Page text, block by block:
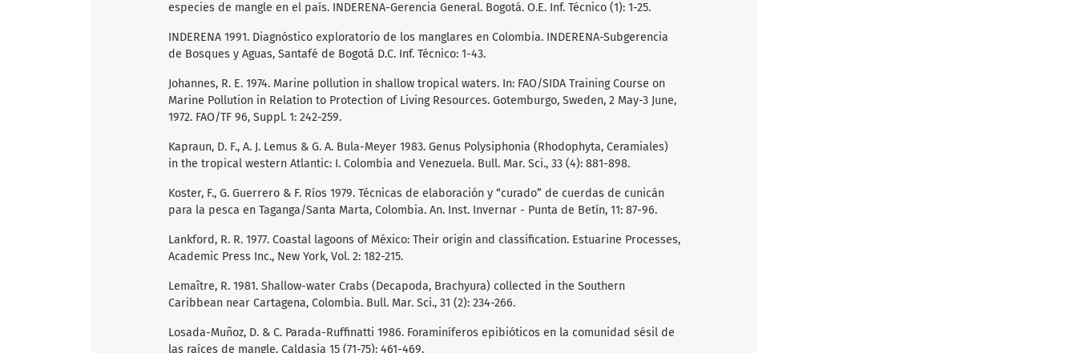
especies de mangle en el país. INDERENA-Gerencia General. Bogotá. O.E. Inf. Técnico (1): 1-25.
INDERENA 1991. Diagnóstico exploratorio de los manglares en Colombia. INDERENA-Subgerencia
de Bosques y Aguas, Santafé de Bogotá D.C. Inf. Técnico: 1-43.
Johannes, R. E. 1974. Marine pollution in shallow tropical waters. In: FAO/SIDA Training Course on
Marine Pollution in Relation to Protection of Living Resources. Gotemburgo, Sweden, 2 May-3 June,
1972. FAO/TF 96, Suppl. 1: 242-259.
Kapraun, D. F., A. J. Lemus & G. A. Bula-Meyer 1983. Genus Polysiphonia (Rhodophyta, Ceramiales)
in the tropical western Atlantic: I. Colombia and Venezuela. Bull. Mar. Sci., 33 (4): 881-898.
Koster, F., G. Guerrero & F. Ríos 1979. Técnicas de elaboración y “curado” de cuerdas de cunicán
para la pesca en Taganga/Santa Marta, Colombia. An. Inst. Invernar - Punta de Betín, 11: 87-96.
Lankford, R. R. 1977. Coastal lagoons of México: Their origin and classification. Estuarine Processes,
Academic Press Inc., New York, Vol. 2: 182-215.
Lemaître, R. 1981. Shallow-water Crabs (Decapoda, Brachyura) collected in the Southern
Caribbean near Cartagena, Colombia. Bull. Mar. Sci., 31 (2): 234-266.
Losada-Muñoz, D. & C. Parada-Ruffinatti 1986. Foraminíferos epibióticos en la comunidad sésil de
las raíces de mangle. Caldasia 15 (71-75): 461-469.